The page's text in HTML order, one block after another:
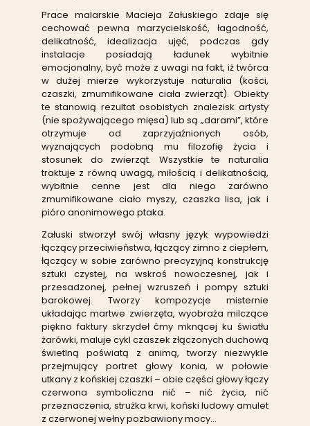
Prace malarskie Macieja Załuskiego zdaje się
cechować pewna marzycielskość, łagodność,
delikatność, idealizacja ujęć, podczas gdy
instalacje posiadają ładunek wybitnie
emocjonalny, być może z uwagi na fakt, iż twórca
w dużej mierze wykorzystuje naturalia (kości,
czaszki, zmumifikowane ciała zwierząt). Obiekty
te stanowią rezultat osobistych znalezisk artysty
(nie spożywającego mięsa) lub są „darami”, które
otrzymuje od zaprzyjaźnionych osób,
wyznających podobną mu filozofię życia i
stosunek do zwierząt. Wszystkie te naturalia
traktuje z równą uwagą, miłością i delikatnością,
wybitnie cenne jest dla niego zarówno
zmumifikowane ciało myszy, czaszka lisa, jak i
pióro anonimowego ptaka.
Załuski stworzył swój własny język wypowiedzi
łączący przeciwieństwa, łączący zimno z ciepłem,
łączący w sobie zarówno precyzyjną konstrukcję
sztuki czystej, na wskroś nowoczesnej, jak i
przesadzonej, pełnej wzruszeń i pompy sztuki
barokowej. Tworzy kompozycje misternie
układając martwe zwierzęta, wyobraża milczące
piękno faktury skrzydeł ćmy mknącej ku światłu
żarówki, maluje cykl czaszek złączonych duchową
świetlną poświatą z animą, tworzy niezwykle
przejmujący portret głowy konia, w połowie
utkany z końskiej czaszki – obie części głowy łączy
czerwona symboliczna nić – nić życia, nić
przeznaczenia, strużka krwi, koński ludowy amulet
z czerwonej wełny pozbawiony mocy…